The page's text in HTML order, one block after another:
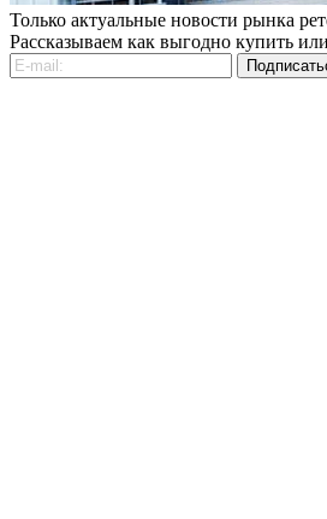
Только актуальные новости рынка
Рассказываем как выгодно купить